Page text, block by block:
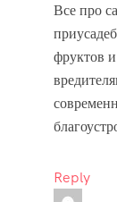
Все про
фруктов
Reply